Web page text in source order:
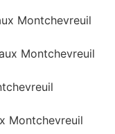
Montchevreuil
Montchevreuil
Montchevreuil